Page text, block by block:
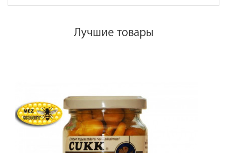
Лучшие товары